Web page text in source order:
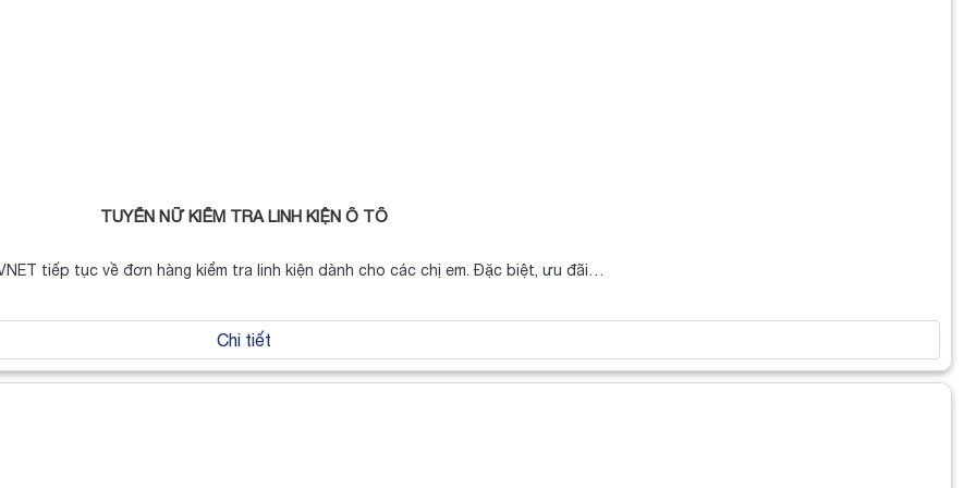
TUYỂN NỮ KIỂM TRA LINH KIỆN Ô TÔ
tiếp tục về đơn hàng kiểm tra linh kiện dành cho các chị em. Đặc biệt, ưu đãi…
Chi tiết